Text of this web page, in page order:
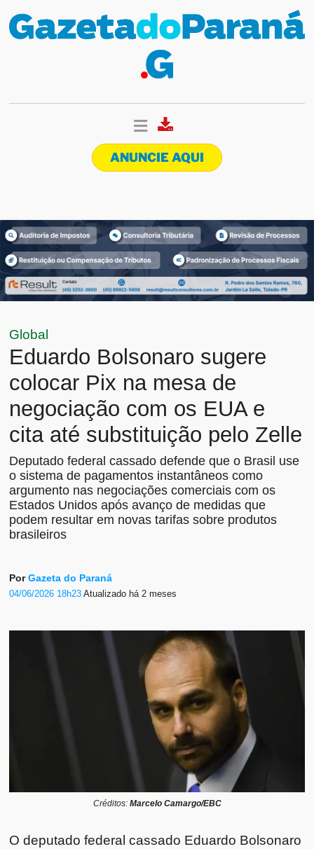
ANUNCIE AQUI
Global
Eduardo Bolsonaro sugere
colocar Pix na mesa de
negociação com os EUA e
cita até substituição pelo Zelle
Deputado federal cassado defende que o Brasil use
o sistema de pagamentos instantâneos como
argumento nas negociações comerciais com os
Estados Unidos após avanço de medidas que
podem resultar em novas tarifas sobre produtos
brasileiros
PorGazeta do Paraná
04/06/2026 18h23Atualizado há 2 meses
Créditos: Marcelo Camargo/EBC
O deputado federal cassado Eduardo Bolsonaro